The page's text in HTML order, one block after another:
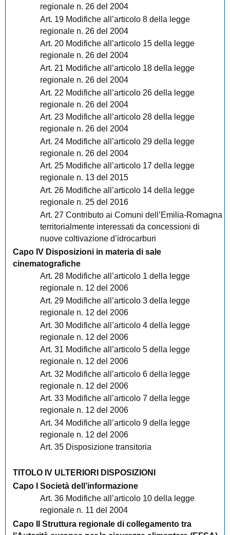
regionale n. 26 del 2004
Art. 19 Modifiche all’articolo 8 della legge
regionale n. 26 del 2004
Art. 20 Modifiche all’articolo 15 della legge
regionale n. 26 del 2004
Art. 21 Modifiche all’articolo 18 della legge
regionale n. 26 del 2004
Art. 22 Modifiche all’articolo 26 della legge
regionale n. 26 del 2004
Art. 23 Modifiche all’articolo 28 della legge
regionale n. 26 del 2004
Art. 24 Modifiche all’articolo 29 della legge
regionale n. 26 del 2004
Art. 25 Modifiche all’articolo 17 della legge
regionale n. 13 del 2015
Art. 26 Modifiche all’articolo 14 della legge
regionale n. 25 del 2016
Art. 27 Contributo ai Comuni dell’Emilia-Romagna
territorialmente interessati da concessioni di
nuove coltivazione d’idrocarburi
Capo IV Disposizioni in materia di sale
cinematografiche
Art. 28 Modifiche all’articolo 1 della legge
regionale n. 12 del 2006
Art. 29 Modifiche all’articolo 3 della legge
regionale n. 12 del 2006
Art. 30 Modifiche all’articolo 4 della legge
regionale n. 12 del 2006
Art. 31 Modifiche all’articolo 5 della legge
regionale n. 12 del 2006
Art. 32 Modifiche all’articolo 6 della legge
regionale n. 12 del 2006
Art. 33 Modifiche all’articolo 7 della legge
regionale n. 12 del 2006
Art. 34 Modifiche all’articolo 9 della legge
regionale n. 12 del 2006
Art. 35 Disposizione transitoria
TITOLO IV ULTERIORI DISPOSIZIONI
Capo I Società dell’informazione
Art. 36 Modifiche all’articolo 10 della legge
regionale n. 11 del 2004
Capo II Struttura regionale di collegamento tra